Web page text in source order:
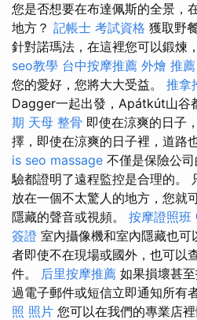
您是否想要在布達佩斯的全景，
地方？ 記帳士 考試資格 獲取野
針對諾瑪法，在這裡您可以鍛煉
seo教學 台中按摩推薦 外燴 推薦
您的愛好，您將大大受益。 推拿
Dagger一起出發，Apátkút山谷
期 天母 整骨 即使在涼爽的日子
擇，即使在涼爽的日子裡，道路
is seo massage 不僅是保險公
驗都證明了遠程監控是合理的。
放在一個不太驚人的地方，您就
隱藏的聲音或視頻。 按摩證照班
簽證 室內攝像機和室內隱藏也
者即使不在現場或國外，也可以
件。 后里按摩推薦 如果損壞甚
過電子郵件或短信立即通知所有
照 照片 您可以在我們的專業店